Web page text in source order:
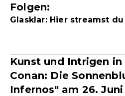
Folgen:
Glasklar: Hier streamst
Kunst und Intrigen
Conan: Die
Infernos" am 26. Juni